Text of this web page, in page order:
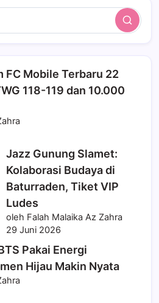
Search
FC Mobile Terbaru 22
118-119 dan 10.000
Jazz Gunung Slamet:
Kolaborasi Budaya di
Baturraden, Tiket VIP
Ludes
oleh Falah Malaika Az Zahra
29 Juni 2026
Pakai Energi
Hijau Makin Nyata